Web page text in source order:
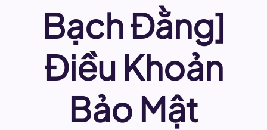
Bạch Đằng]
Điều Khoản
Bảo Mật